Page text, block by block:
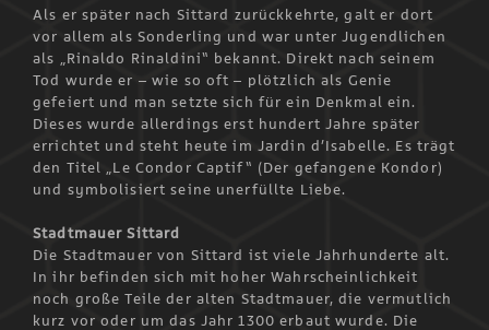
Als er später nach Sittard zurückkehrte, galt er dort
vor allem als Sonderling und war unter Jugendlichen
als „Rinaldo Rinaldini“ bekannt. Direkt nach seinem
Tod wurde er – wie so oft – plötzlich als Genie
gefeiert und man setzte sich für ein Denkmal ein.
Dieses wurde allerdings erst hundert Jahre später
errichtet und steht heute im Jardin d’Isabelle. Es trägt
den Titel „Le Condor Captif“ (Der gefangene Kondor)
und symbolisiert seine unerfüllte Liebe.
Stadtmauer Sittard
Die Stadtmauer von Sittard ist viele Jahrhunderte alt.
In ihr befinden sich mit hoher Wahrscheinlichkeit
noch große Teile der alten Stadtmauer, die vermutlich
kurz vor oder um das Jahr 1300 erbaut wurde. Die